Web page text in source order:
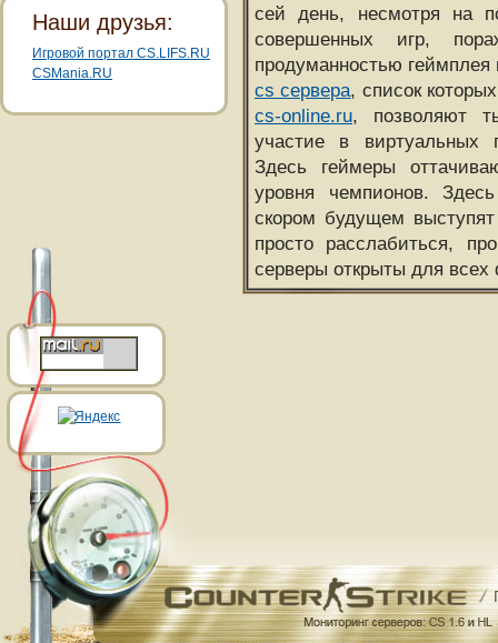
сей день, несмотря на
совершенных игр,
продуманностью
cs сервера, список
cs-online.ru, позволяют
участие в виртуальных
Здесь геймеры
уровня чемпионов.
скором будущем
просто расслабиться,
серверы открыты для всех
Наши друзья:
Игровой портал CS.LIFS.RU
CSMania.RU